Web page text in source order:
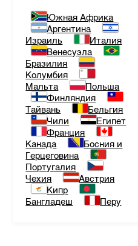
Южная Африка
Аргентина
Израиль
Италия
Венесуэла
Бразилия
Колумбия
Мальта
Польша
Финляндия
Тайвань
Бельгия
Чили
Египет
Франция
Канада
Босния и
Герцеговина
Португалия
Чехия
Австрия
Кипр
Бангладеш
Перу